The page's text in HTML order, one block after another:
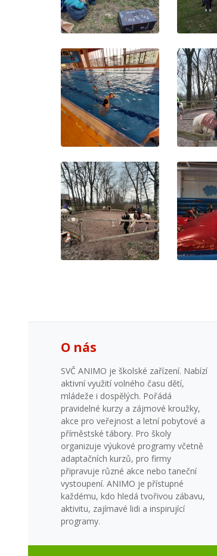
O nás
SVČ ANIMO je školské zařízení. Nabízí
aktivní využití volného času dětí,
mládeže i dospělých. Pořádá
pravidelné kurzy a zájmové kroužky,
akce pro veřejnost a letní pobytové a
příměstské tábory. Pro školy
organizuje výukové programy včetně
adaptačních kurzů, pro firmy
připravuje různé akce nebo taneční
vystoupení. ANIMO je přístupné
každému, kdo hledá tvořivou zábavu,
aktivitu, zajímavé lidi a inspirující
programy.